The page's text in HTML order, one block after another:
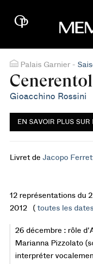
Palais Garnier -
Gioacchino Rossini
EN SAVOIR PLUS
Livret de Jacopo
12 représentations du
2012 ( toutes les
26 décembre : rôle
Marianna Pizzolato
interpréter